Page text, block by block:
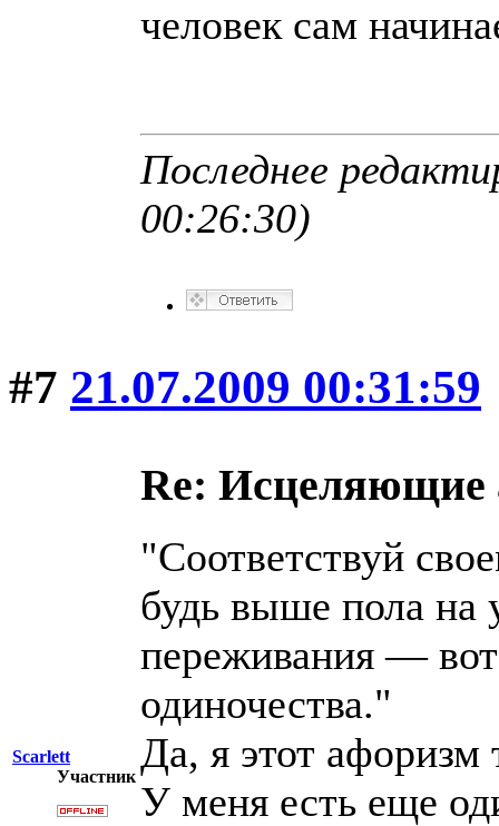
человек сам
Последнее
00:26:30)
#7 21.07.2009 00:31:59
Scarlett
Участник
Re: Исцеляющие
"Соответствуй
будь выше пола
переживания —
одиночества."
Да, я этот
У меня есть еще